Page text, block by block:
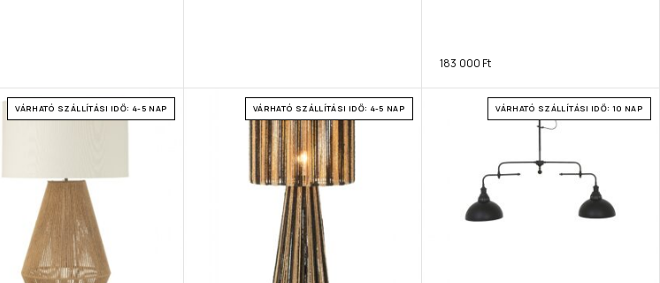
183 000 Ft
VÁRHATÓ SZÁLLÍTÁSI IDŐ: 4-5 NAP VÁRHATÓ SZÁLLÍTÁSI IDŐ: 4-5 NAP VÁRHATÓ SZÁLLÍTÁSI IDŐ: 10 NAP